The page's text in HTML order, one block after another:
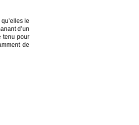
le
d’un
tenu pour
de